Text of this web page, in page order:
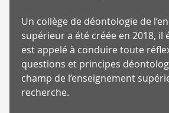
Un collège de déontologie de
supérieur a été créée en 2018, il
est appelé à conduire toute
questions et principes
champ de l’enseignement
recherche.